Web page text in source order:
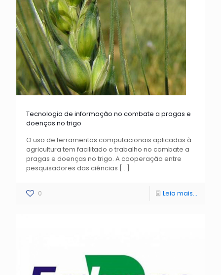
Tecnologia de informação no combate a pragas e
doenças no trigo
O uso de ferramentas computacionais aplicadas à
agricultura tem facilitado o trabalho no combate a
pragas e doenças no trigo. A cooperação entre
pesquisadores das ciências […]
0 Leia mais...